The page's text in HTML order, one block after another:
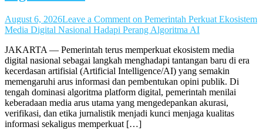
August 6, 2026Leave a Comment on Pemerintah Perkuat Ekosistem
Media Digital Nasional Hadapi Perang Algoritma AI
JAKARTA — Pemerintah terus memperkuat ekosistem media
digital nasional sebagai langkah menghadapi tantangan baru di era
kecerdasan artifisial (Artificial Intelligence/AI) yang semakin
memengaruhi arus informasi dan pembentukan opini publik. Di
tengah dominasi algoritma platform digital, pemerintah menilai
keberadaan media arus utama yang mengedepankan akurasi,
verifikasi, dan etika jurnalistik menjadi kunci menjaga kualitas
informasi sekaligus memperkuat […]